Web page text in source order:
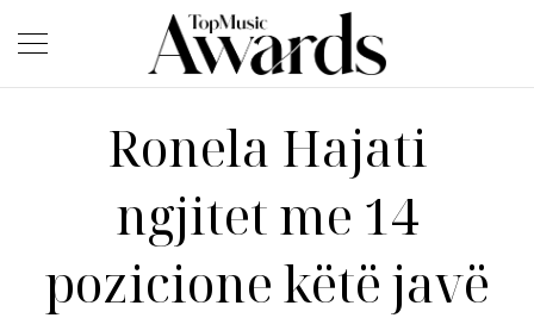
Ronela Hajati
ngjitet me 14
pozicione këtë javë